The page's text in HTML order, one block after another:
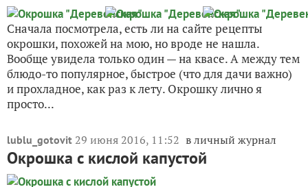
Сначала посмотрела, есть ли на сайте рецепты
окрошки, похожей на мою, но вроде не нашла.
Вообще увидела только один — на квасе. А между тем
блюдо-то популярное, быстрое (что для дачи важно)
и прохладное, как раз к лету. Окрошку лично я
просто...
lublu_gotovit 29 июня 2016, 11:52 в личный журнал
Окрошка с кислой капустой